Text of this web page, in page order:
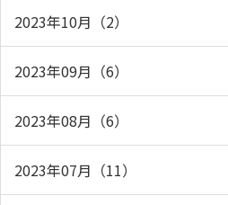
2023年10月（2）
2023年09月（6）
2023年08月（6）
2023年07月（11）